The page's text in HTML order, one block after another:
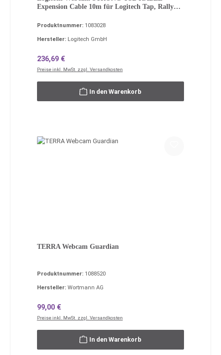
Expension Cable 10m für Logitech Tap, Rally
Produktnummer: 1083028
Hersteller: Logitech GmbH
Regulärer Preis:
236,69 €
Preise inkl. MwSt. zzgl. Versandkosten
In den Warenkorb
TERRA Webcam Guardian
Produktnummer: 1088520
Hersteller: Wortmann AG
Regulärer Preis:
99,00 €
Preise inkl. MwSt. zzgl. Versandkosten
In den Warenkorb